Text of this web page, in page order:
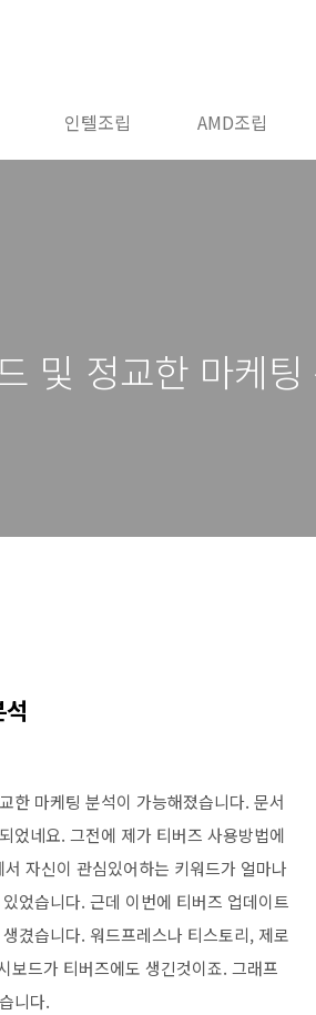
인텔조립 AMD조립
및 정교한 마케팅
한 마케팅 분석이 가능해졌습니다. 문서
었네요. 그전에 제가 티버즈 사용방법에
자신이 관심있어하는 키워드가 얼마나
었습니다. 근데 이번에 티버즈 업데이트
겼습니다. 워드프레스나 티스토리, 제로
보드가 티버즈에도 생긴것이죠. 그래프
니다.